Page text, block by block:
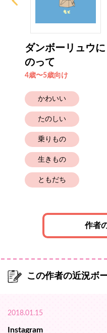
ダンボーリュウに
のって
4歳〜5歳向け
かわいい
たのしい
乗りもの
生きもの
ともだち
作者
この作者の近況ボ
2018.01.15
Instagram